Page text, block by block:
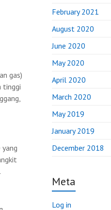
gas)
tinggi
February 2021
August 2020
June 2020
May 2020
April 2020
March 2020
May 2019
January 2019
December 2018
Meta
Log in